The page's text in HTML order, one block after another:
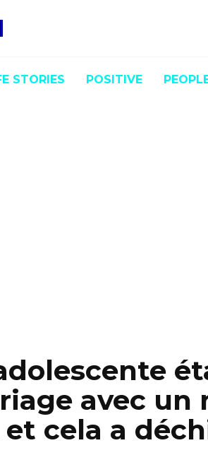
STORIES POSITIVE
avec un
cela a